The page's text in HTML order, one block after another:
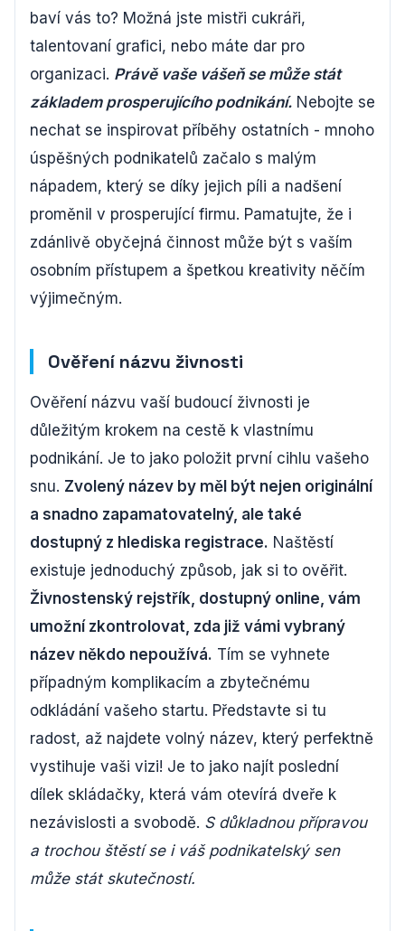
baví vás to? Možná jste mistři cukráři,
talentovaní grafici, nebo máte dar pro
organizaci. Právě vaše vášeň se může stát
základem prosperujícího podnikání. Nebojte se
nechat se inspirovat příběhy ostatních - mnoho
úspěšných podnikatelů začalo s malým
nápadem, který se díky jejich píli a nadšení
proměnil v prosperující firmu. Pamatujte, že i
zdánlivě obyčejná činnost může být s vaším
osobním přístupem a špetkou kreativity něčím
výjimečným.
Ověření názvu živnosti
Ověření názvu vaší budoucí živnosti je
důležitým krokem na cestě k vlastnímu
podnikání. Je to jako položit první cihlu vašeho
snu. Zvolený název by měl být nejen originální
a snadno zapamatovatelný, ale také
dostupný z hlediska registrace. Naštěstí
existuje jednoduchý způsob, jak si to ověřit.
Živnostenský rejstřík, dostupný online, vám
umožní zkontrolovat, zda již vámi vybraný
název někdo nepoužívá. Tím se vyhnete
případným komplikacím a zbytečnému
odkládání vašeho startu. Představte si tu
radost, až najdete volný název, který perfektně
vystihuje vaši vizi! Je to jako najít poslední
dílek skládačky, která vám otevírá dveře k
nezávislosti a svobodě. S důkladnou přípravou
a trochou štěstí se i váš podnikatelský sen
může stát skutečností.